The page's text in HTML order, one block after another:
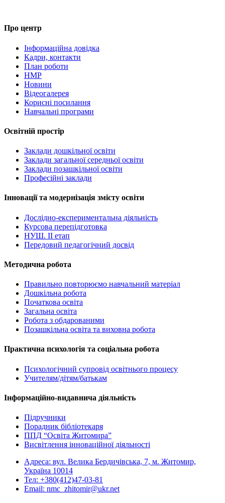
Про центр
Інформаційна довідка
Кадри, контакти
План роботи
НМР
Новини
Відеогалерея
Корисні посилання
Навчальні програми
Освітній простір
Заклади дошкільної освіти
Заклади загальної середньої освіти
Заклади позашкільної освіти
Професійні заклади
Інновації та модернізація змісту освіти
Дослідно-експериментальна діяльність
Курсова перепідготовка
НУШ. ІІ етап
Передовий педагогічний досвід
Методична робота
Правильно повторюємо навчальний матеріал
Дошкільна робота
Початкова освіта
Загальна освіта
Робота з обдарованими
Позашкільна освіта та виховна робота
Практична психологія та соціальна робота
Психологічний супровід освітнього процесу
Учителям/дітям/батькам
Інформаційно-видавнича діяльність
Підручники
Порадник бібліотекаря
ППД “Освіта Житомира”
Висвітлення інноваційної діяльності
Адреса: вул. Велика Бердичівська, 7, м. Житомир,
Україна 10014
Тел: +380(412)47-03-81
Email: nmc_zhitomir@ukr.net